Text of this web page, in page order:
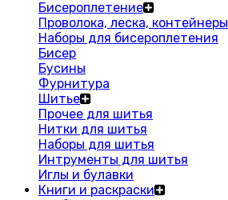
Бисероплетение
Проволока, леска, контейнеры
Наборы для бисероплетения
Бисер
Бусины
Фурнитура
Шитье
Прочее для шитья
Нитки для шитья
Наборы для шитья
Интрументы для шитья
Иглы и булавки
Книги и раскраски